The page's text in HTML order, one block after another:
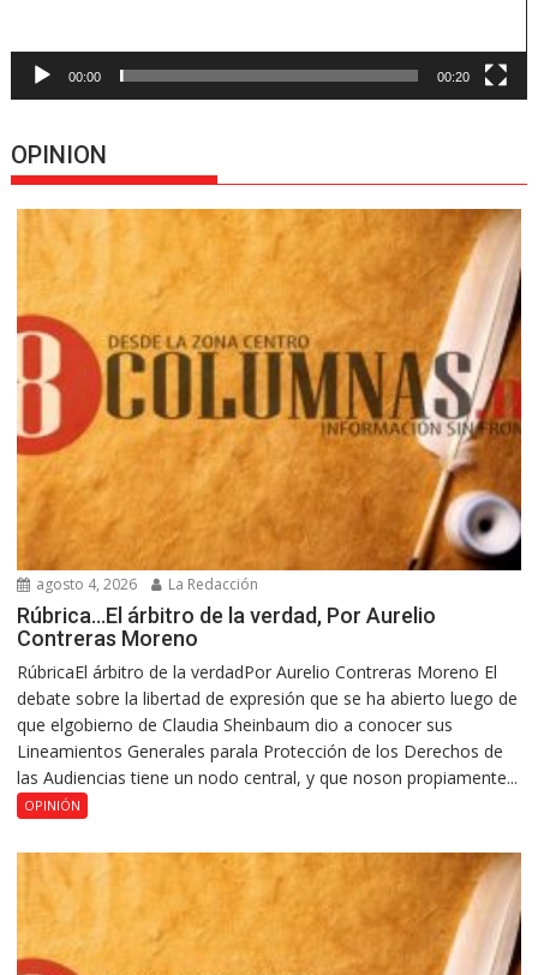
00:00 00:20
OPINION
agosto 4, 2026 La Redacción
Rúbrica…El árbitro de la verdad, Por Aurelio
Contreras Moreno
RúbricaEl árbitro de la verdadPor Aurelio Contreras Moreno El
debate sobre la libertad de expresión que se ha abierto luego de
que elgobierno de Claudia Sheinbaum dio a conocer sus
Lineamientos Generales parala Protección de los Derechos de
las Audiencias tiene un nodo central, y que noson propiamente...
OPINIÓN